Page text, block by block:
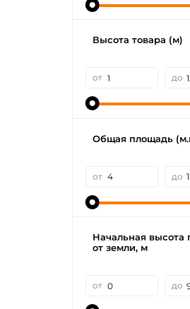
Высота товара (м)
от до
Общая площадь
от до
Начальная высота
от земли, м
от до